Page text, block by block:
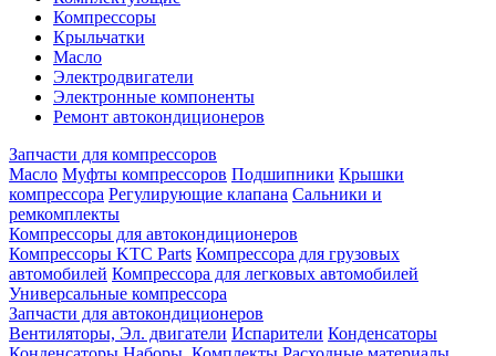
Компрессоры
Крыльчатки
Масло
Электродвигатели
Электронные компоненты
Ремонт автокондиционеров
Запчасти для компрессоров
Масло Муфты компрессоров Подшипники Крышки
компрессора Регулирующие клапана Сальники и
ремкомплекты
Компрессоры для автокондиционеров
Компрессоры KTC Parts Компрессора для грузовых
автомобилей Компрессора для легковых автомобилей
Универсальные компрессора
Запчасти для автокондиционеров
Вентиляторы, Эл. двигатели Испарители Конденсаторы